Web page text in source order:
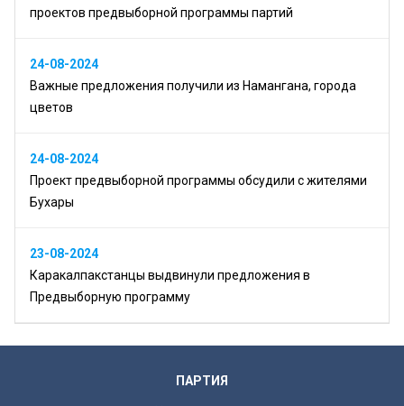
проектов предвыборной программы партий
24-08-2024
Важные предложения получили из Намангана, города
цветов
24-08-2024
Проект предвыборной программы обсудили с жителями
Бухары
23-08-2024
Каракалпакстанцы выдвинули предложения в
Предвыборную программу
ПАРТИЯ